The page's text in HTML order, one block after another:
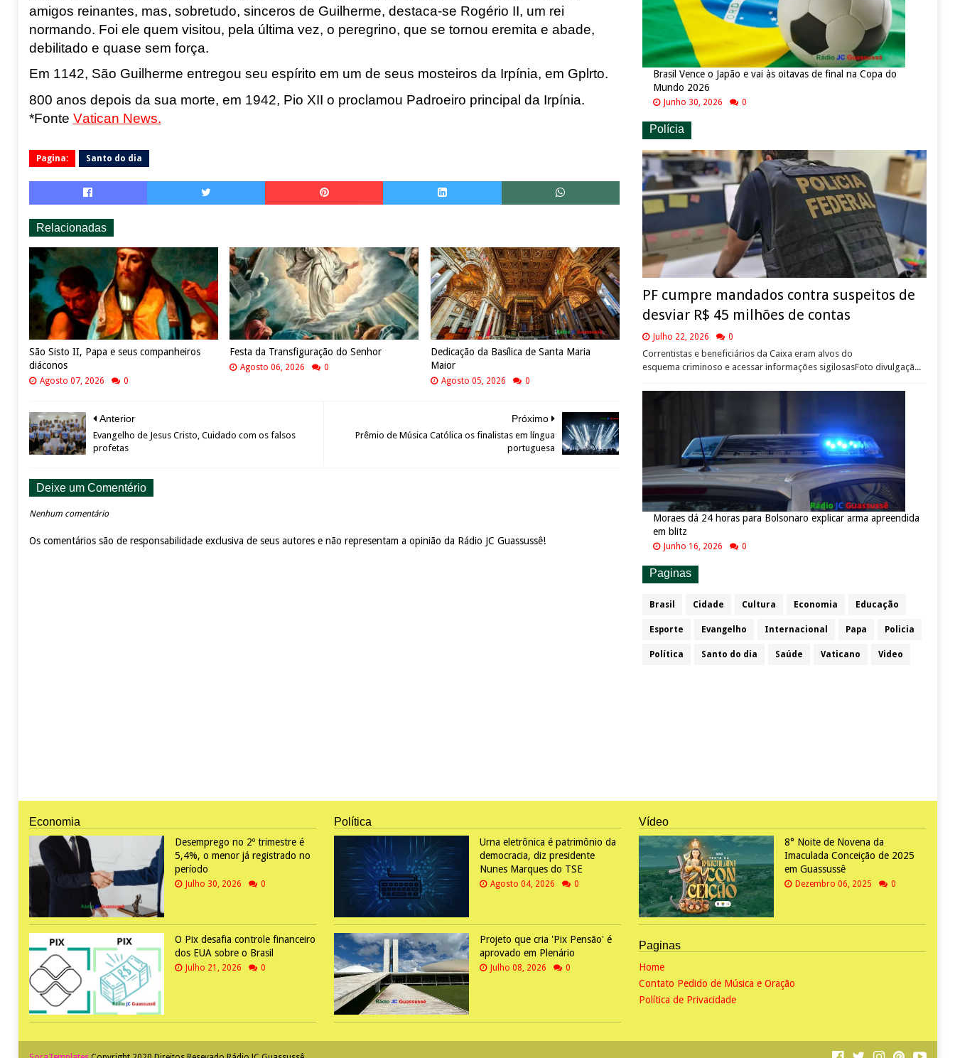
amigos reinantes, mas, sobretudo, sinceros de Guilherme, destaca-se Rogério II, um rei
normando. Foi ele quem visitou, pela última vez, o peregrino, que se tornou eremita e abade,
debilitado e quase sem força.
Em 1142, São Guilherme entregou seu espírito em um de seus mosteiros da Irpínia, em Gplrto.
800 anos depois da sua morte, em 1942, Pio XII o proclamou Padroeiro principal da Irpínia.
*Fonte Vatican News.
Pagina: Santo do dia
Relacionadas
São Sisto II, Papa e seus companheiros
diáconos
Agosto 07, 2026 0
Festa da Transfiguração do Senhor
Agosto 06, 2026 0
Dedicação da Basílica de Santa Maria
Maior
Agosto 05, 2026 0
Próximo
Prêmio de Música Católica os finalistas em língua
portuguesa
Anterior
Evangelho de Jesus Cristo, Cuidado com os falsos
profetas
Deixe um Comentério
Nenhum comentário
Os comentários são de responsabilidade exclusiva de seus autores e não representam a opinião da Rádio JC Guassussê!
Brasil Vence o Japão e vai às oitavas de final na Copa do
Mundo 2026
Junho 30, 2026 0
Polícia
PF cumpre mandados contra suspeitos de
desviar R$ 45 milhões de contas
Julho 22, 2026 0
Correntistas e beneficiários da Caixa eram alvos do
esquema criminoso e acessar informações sigilosasFoto divulgaçã...
Moraes dá 24 horas para Bolsonaro explicar arma apreendida
em blitz
Junho 16, 2026 0
Paginas
Brasil Cidade Cultura Economia Educação
Esporte Evangelho Internacional Papa Policia
Política Santo do dia Saúde Vaticano Video
Economia
Desemprego no 2º trimestre é
5,4%, o menor já registrado no
período
Julho 30, 2026 0
O Pix desafia controle financeiro
dos EUA sobre o Brasil
Julho 21, 2026 0
Política
Urna eletrônica é patrimônio da
democracia, diz presidente
Nunes Marques do TSE
Agosto 04, 2026 0
Projeto que cria 'Pix Pensão' é
aprovado em Plenário
Julho 08, 2026 0
Vídeo
8° Noite de Novena da
Imaculada Conceição de 2025
em Guassussê
Dezembro 06, 2025 0
Paginas
Home
Contato Pedido de Música e Oração
Política de Privacidade